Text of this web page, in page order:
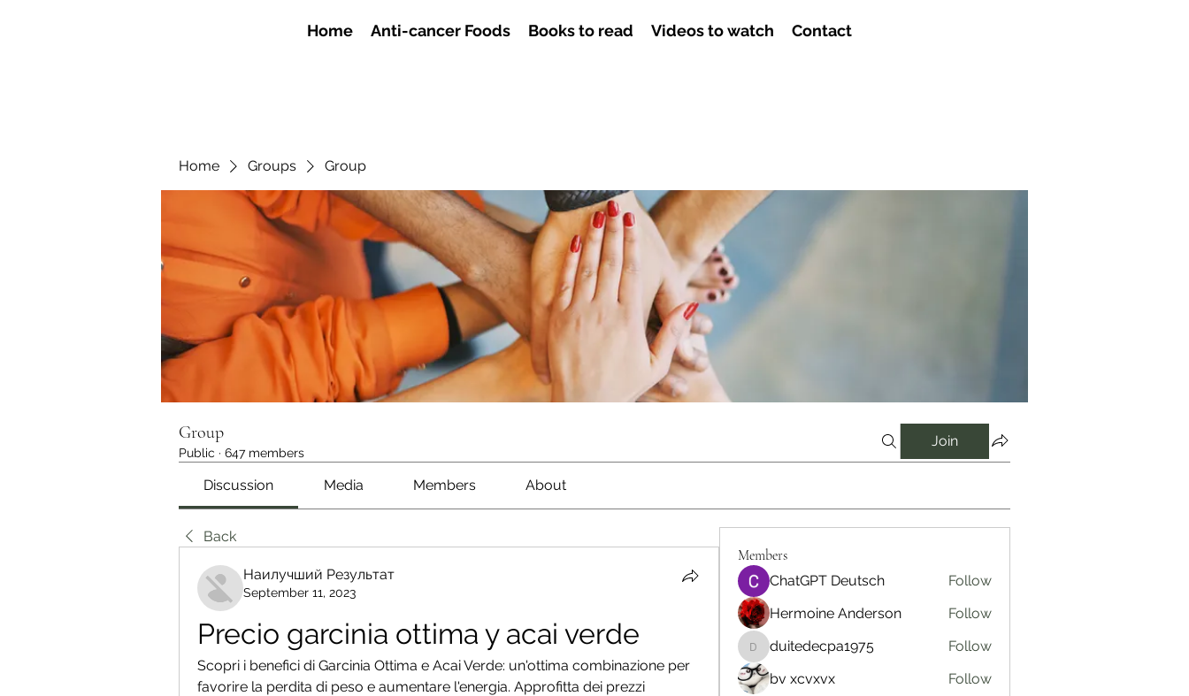
Home Anti-cancer Foods Books to read Videos to watch Contact
Home Groups Group
Group
Public · 647 members
Join
Discussion Media Members About
Back
Наилучший Результат
September 11, 2023
Precio garcinia ottima y acai verde
Scopri i benefici di Garcinia Ottima e Acai Verde: un'ottima combinazione per
favorire la perdita di peso e aumentare l'energia. Approfitta dei prezzi
Members
ChatGPT Deutsch
Follow
Hermoine Anderson
Follow
duitedecpa1975
duitedecpa1975
Follow
bv xcvxvx
Follow